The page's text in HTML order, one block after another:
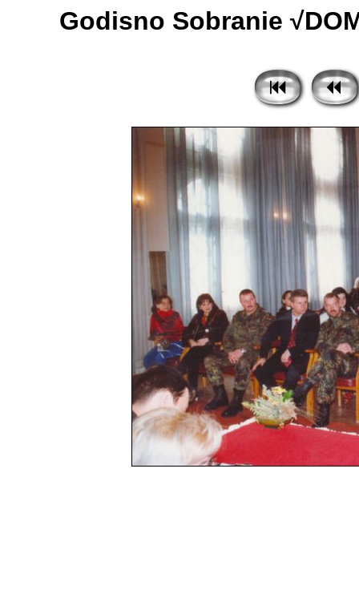
Godisno Sobranie